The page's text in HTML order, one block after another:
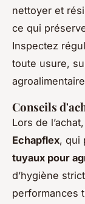
nettoyer et
ce qui
Inspectez
toute usure,
Conseils
Lors de
Echapflex, qui
tuyaux pour
d’hygiène
performances